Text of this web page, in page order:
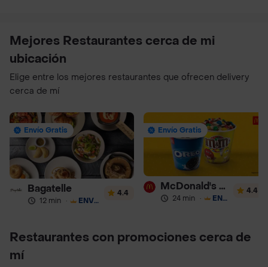
Mejores Restaurantes cerca de mi
ubicación
Elige entre los mejores restaurantes que ofrecen delivery
cerca de mí
Envío Gratis
Bagatelle
12 min · ENVÍO GRATIS
4.4
Envío Gratis
McDonald's Postres
24 min · ENVÍO GRATIS
4.4
Restaurantes con promociones cerca de
mí